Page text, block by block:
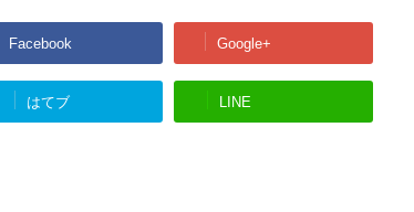
Facebook Google+
はてブ LINE